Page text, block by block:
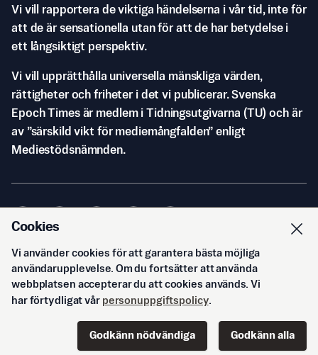
Vi vill rapportera de viktiga händelserna i vår tid, inte för
att de är sensationella utan för att de har betydelse i
ett långsiktigt perspektiv.
Vi vill upprätthålla universella mänskliga värden,
rättigheter och friheter i det vi publicerar. Svenska
Epoch Times är medlem i Tidningsutgivarna (TU) och är
av ”särskild vikt för mediemångfalden” enligt
Mediestödsnämnden.
© Svenska Epoch Times AB2026
Cookies
Vi använder cookies för att garantera bästa möjliga
användarupplevelse. Om du fortsätter att använda
webbplatsen accepterar du att cookies används. Vi
har förtydligat vår personuppgiftspolicy.
Godkänn nödvändiga Godkänn alla